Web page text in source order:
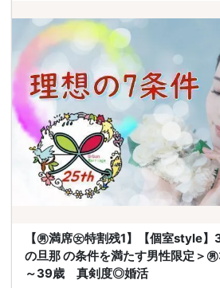
【㊚満席㊛特割残1】【個室style
の旦那 の条件を満たす男性限定＞
～39歳 真剣度◎婚活